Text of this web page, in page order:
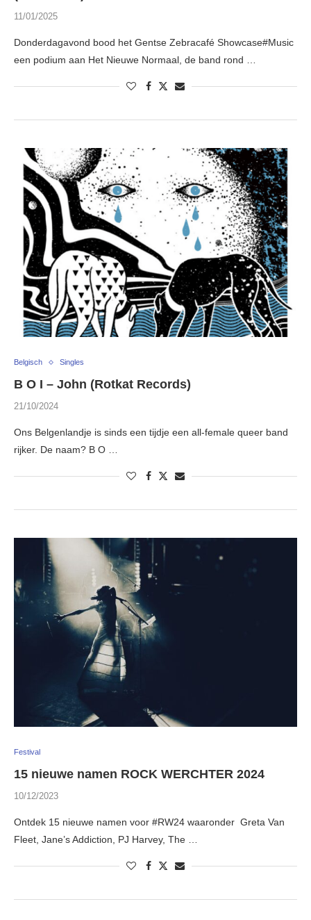
11/01/2025
Donderdagavond bood het Gentse Zebracafé Showcase#Music
een podium aan Het Nieuwe Normaal, de band rond …
Belgisch Singles
B O I – John (Rotkat Records)
21/10/2024
Ons Belgenlandje is sinds een tijdje een all-female queer band
rijker. De naam? B O …
Festival
15 nieuwe namen ROCK WERCHTER 2024
10/12/2023
Ontdek 15 nieuwe namen voor #RW24 waaronder Greta Van
Fleet, Jane’s Addiction, PJ Harvey, The …